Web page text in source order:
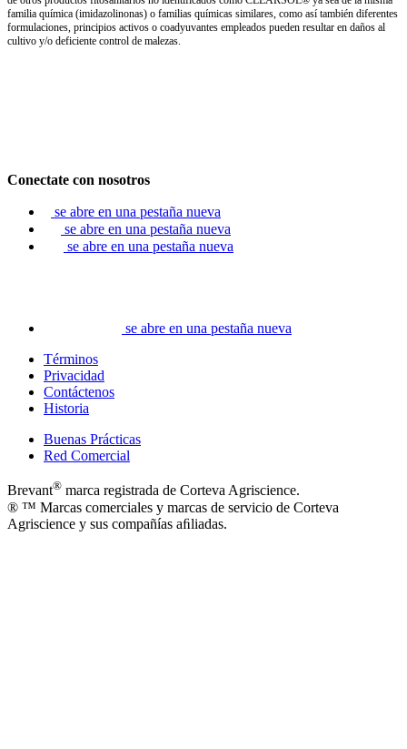
familia química (imidazolinonas) o familias químicas similares, como así también diferentes
formulaciones, principios activos o coadyuvantes empleados pueden resultar en daños al
cultivo y/o deficiente control de malezas.
Conectate con nosotros
se abre en una pestaña nueva
se abre en una pestaña nueva
se abre en una pestaña nueva
se abre en una pestaña nueva
Términos
Privacidad
Contáctenos
Historia
Buenas Prácticas
Red Comercial
Brevant® marca registrada de Corteva Agriscience.
® ™ Marcas comerciales y marcas de servicio de Corteva
Agriscience y sus compañías aﬁliadas.